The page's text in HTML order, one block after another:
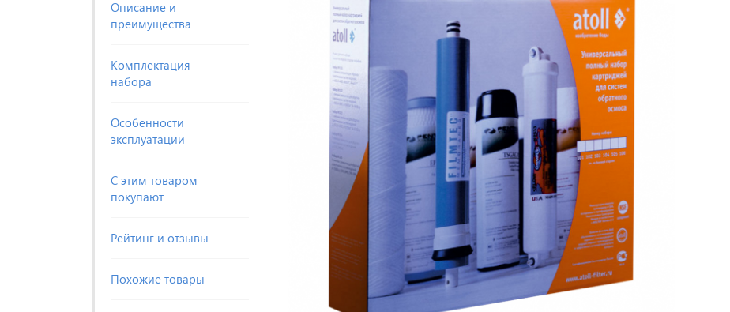
Описание и
преимущества
Комплектация
набора
Особенности
эксплуатации
С этим товаром
покупают
Рейтинг и отзывы
Похожие товары